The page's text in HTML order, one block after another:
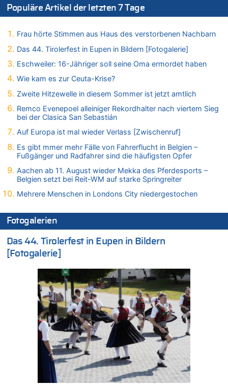
06.08.2026 - 21:14 von Ach zu
Aachen ab 11. August wieder Mekka des Pferdesports –
Wasserstand des Rheins in NRW so niedrig wie noch nie
06.08.2026 - 20:35 von Wolfgang2 zu
Zurück an den Rhein: Hendrich wechselt zum 1. FC Köln
06.08.2026 - 20:16 von Panda46 zu
06.08.2026 - 19:17 von Guido Scholzen zu
Zweite Hitzewelle in diesem Sommer ist jetzt amtlich
Felice Mazzu soll Cheftrainer der AS Eupen werden
Zweite Hitzewelle in diesem Sommer ist jetzt amtlich
06.08.2026 - 17:51 von ne Hondsjong zu
Zweite Hitzewelle in diesem Sommer ist jetzt amtlich
06.08.2026 - 17:24 von Dax zu
Zweite Hitzewelle in diesem Sommer ist jetzt amtlich
Zweite Hitzewelle in diesem Sommer ist jetzt amtlich
06.08.2026 - 17:21 von Dax zu
Zweite Hitzewelle in diesem Sommer ist jetzt amtlich
06.08.2026 - 17:01 von Wahlstimme? zu
FIFA-Spitze demonstriert Einigkeit trotz Kritik und neuer
Vorwürfe gegen Präsident Gianni Infantino
06.08.2026 - 16:53 von Frage zu
Zweite Hitzewelle in diesem Sommer ist jetzt amtlich
06.08.2026 - 16:39 von Noah Parmentier zu
Zweite Hitzewelle in diesem Sommer ist jetzt amtlich
Populäre Artikel der letzten 7 Tage
Frau hörte Stimmen aus Haus des verstorbenen Nachbarn
Das 44. Tirolerfest in Eupen in Bildern [Fotogalerie]
Eschweiler: 16-Jähriger soll seine Oma ermordet haben
Wie kam es zur Ceuta-Krise?
Zweite Hitzewelle in diesem Sommer ist jetzt amtlich
Remco Evenepoel alleiniger Rekordhalter nach viertem Sieg
bei der Clasica San Sebastián
Auf Europa ist mal wieder Verlass [Zwischenruf]
Es gibt mmer mehr Fälle von Fahrerflucht in Belgien –
Fußgänger und Radfahrer sind die häufigsten Opfer
Aachen ab 11. August wieder Mekka des Pferdesports –
Belgien setzt bei Reit-WM auf starke Springreiter
Mehrere Menschen in Londons City niedergestochen
Fotogalerien
Das 44. Tirolerfest in Eupen in Bildern
[Fotogalerie]